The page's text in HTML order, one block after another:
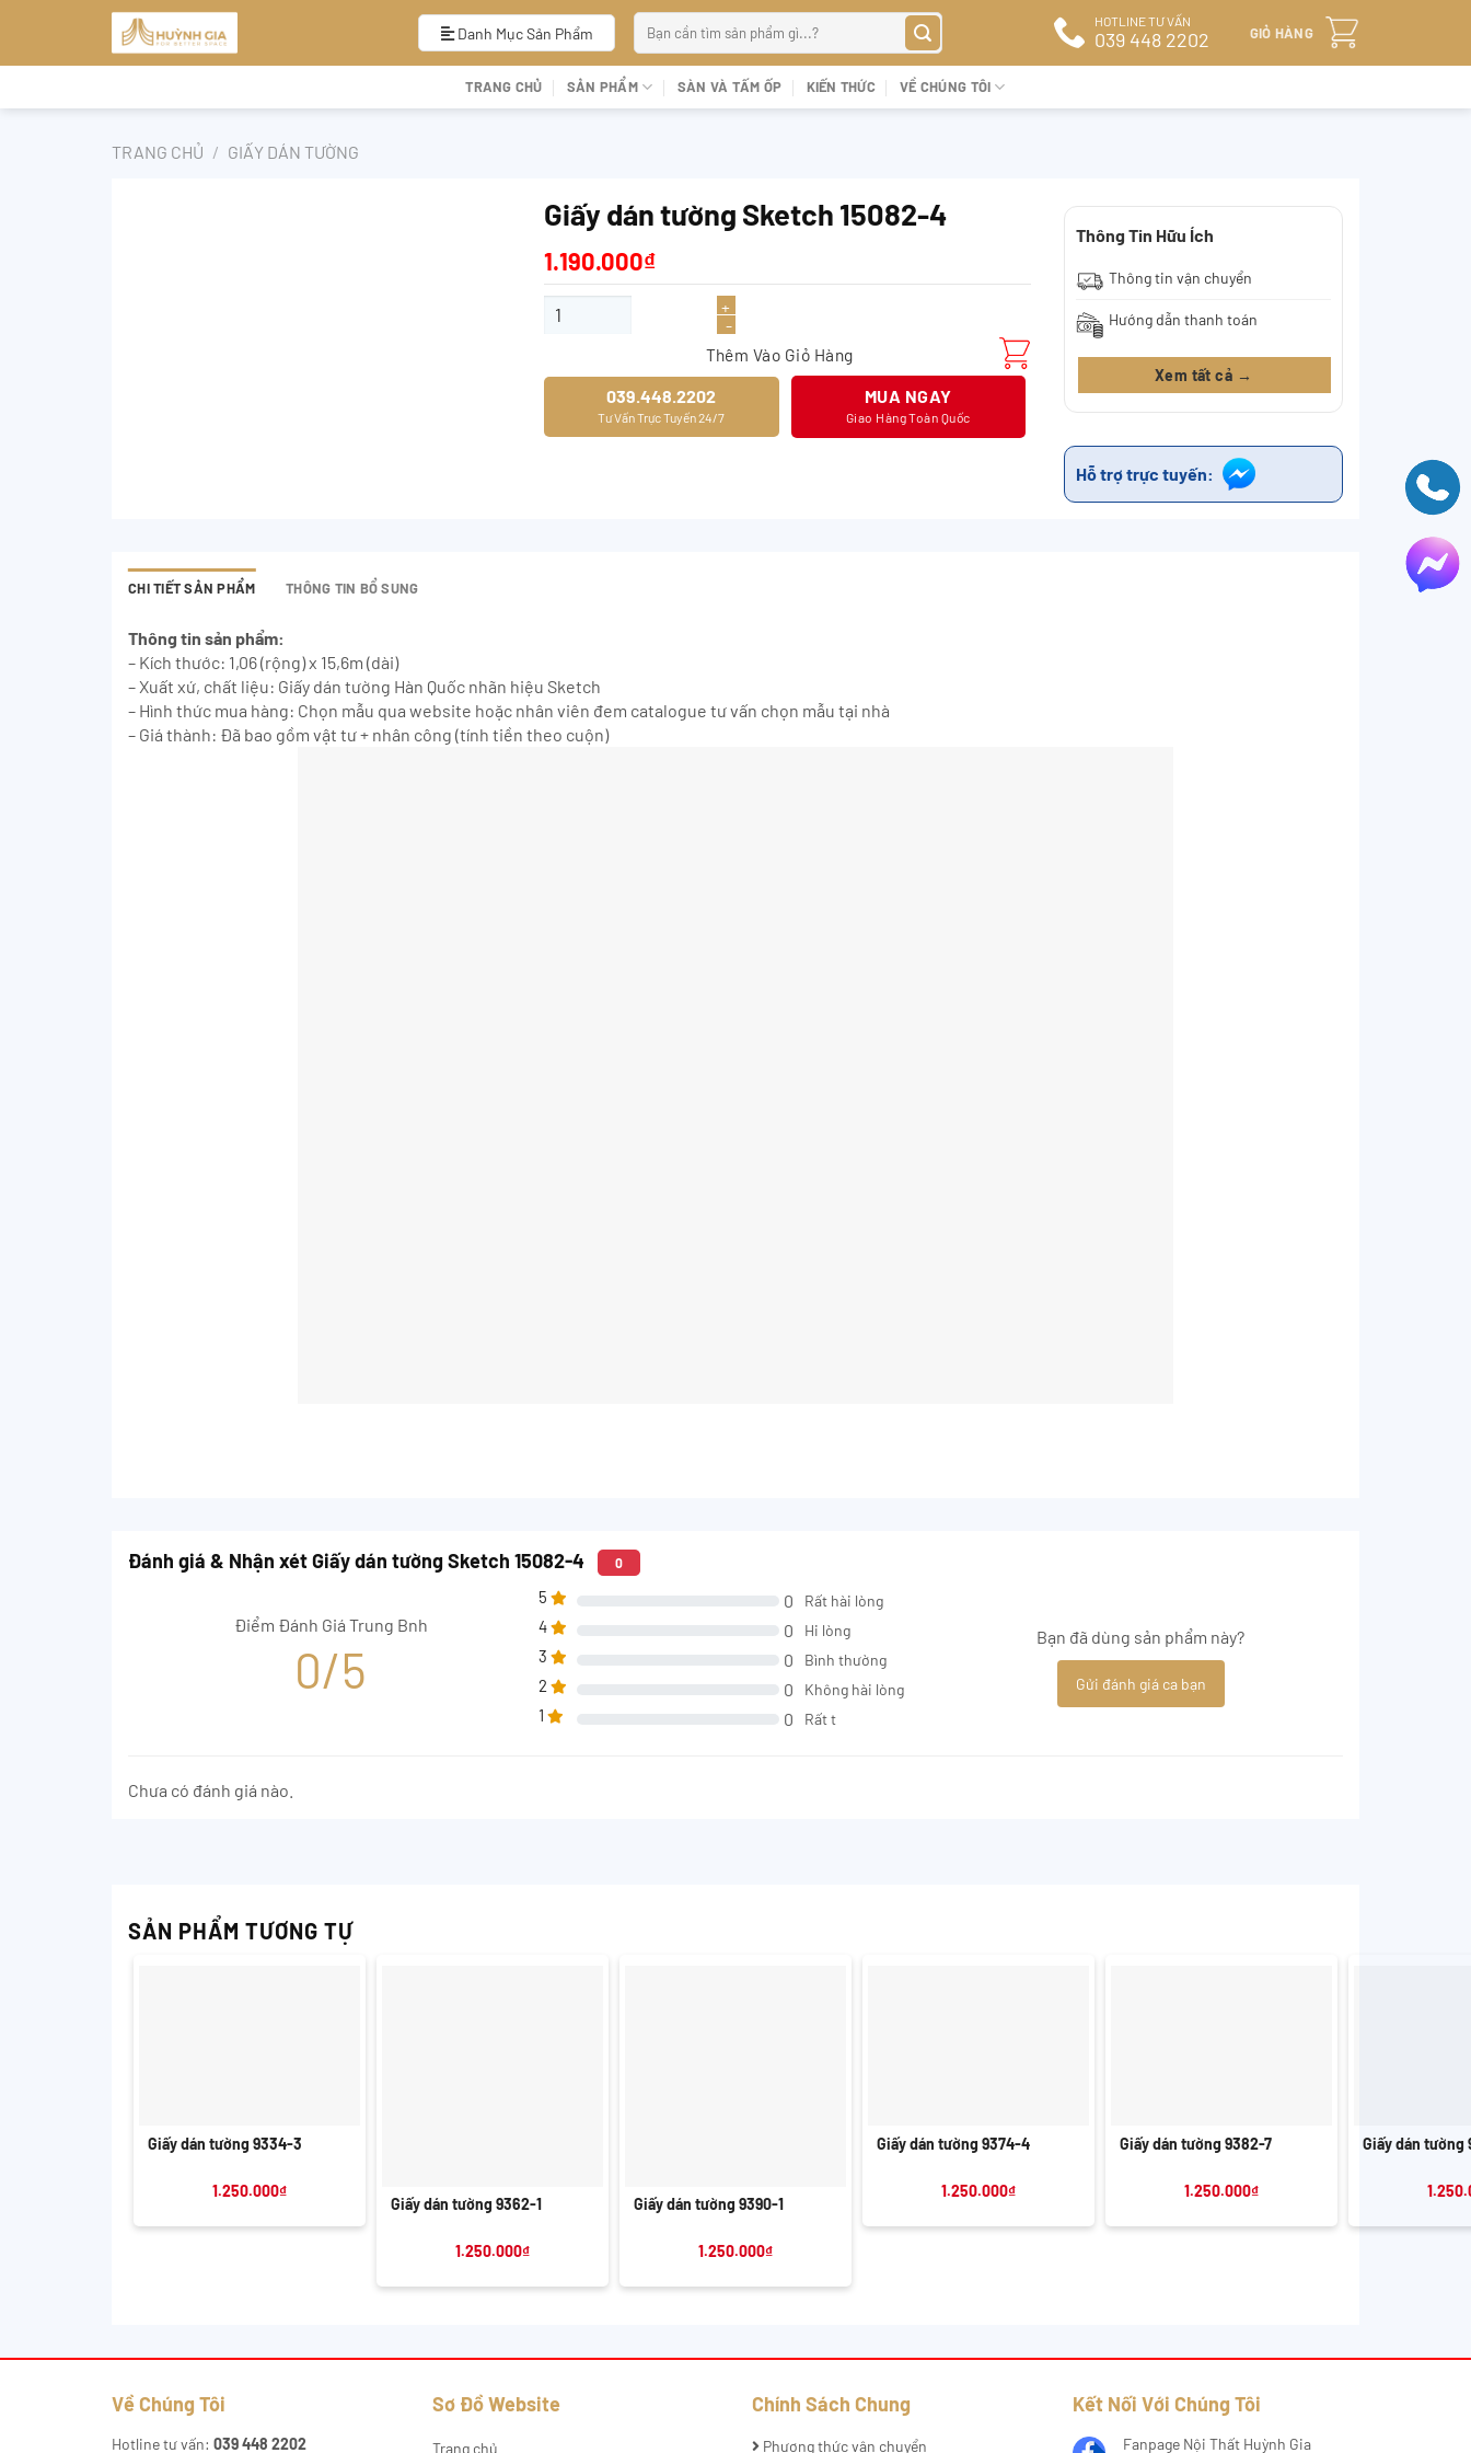
Danh Mục Sản Phẩm
kiếm:
HOTLINE TƯ VẤN
039 448 2202 GIỎ HÀNG
TRANG CHỦ SẢN PHẨM SÀN VÀ TẤM ỐP KIẾN THỨC VỀ CHÚNG TÔI
TRANG CHỦ / GIẤY DÁN TƯỜNG
Giấy dán tường Sketch 15082-4
1.190.000₫
Giấy dán tường Sketch 15082-4 số lượng
Thêm Vào Giỏ Hàng
039.448.2202
Tư Vấn Trực Tuyến 24/7
MUA NGAY
Giao Hàng Toàn Quốc
Thông Tin Hữu Ích
Thông tin vận chuyển
Hướng dẫn thanh toán
Xem tất cả →
Hỗ trợ trực tuyến:
CHI TIẾT SẢN PHẨM THÔNG TIN BỔ SUNG
Thông tin sản phẩm:
– Kích thước: 1,06 (rộng) x 15,6m (dài)
– Xuất xứ, chất liệu: Giấy dán tường Hàn Quốc nhãn hiệu Sketch
– Hình thức mua hàng: Chọn mẫu qua website hoặc nhân viên đem catalogue tư vấn chọn mẫu tại nhà
– Giá thành: Đã bao gồm vật tư + nhân công (tính tiền theo cuộn)
Đánh giá & Nhận xét Giấy dán tường Sketch 15082-4 0
Điểm Đánh Giá Trung Bnh
0/5
5 0 Rất hài lòng
4 0 Hi lòng
3 0 Bình thường
2 0 Không hài lòng
1 0 Rất t
Bạn đã dùng sản phẩm này?
Gửi đánh giá ca bạn
Chưa có đánh giá nào.
SẢN PHẨM TƯƠNG TỰ
Giấy dán tường 9334-3
1.250.000₫
Giấy dán tường 9362-1
1.250.000₫
Giấy dán tường 9390-1
1.250.000₫
Giấy dán tường 9374-4
1.250.000₫
Giấy dán tường 9382-7
1.250.000₫
Giấy dán tường
Về Chúng Tôi
Hotline tư vấn: 039 448 2202
Sơ Đồ Website
Trang chủ
Chính Sách Chung
Phương thức vận chuyển
Kết Nối Với Chúng Tôi
Fanpage Nội Thất Huỳnh Gia